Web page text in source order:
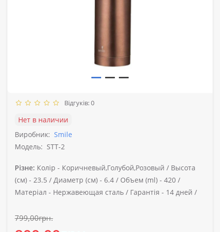
Відгуків: 0
Нет в наличии
Виробник: Smile
Модель: STT-2
Різне: Колір - Коричневый,Голубой,Розовый / Высота
(см) - 23.5 / Диаметр (см) - 6.4 / Объем (ml) - 420 /
Матеріал - Нержавеющая сталь / Гарантія - 14 дней /
799,00грн.